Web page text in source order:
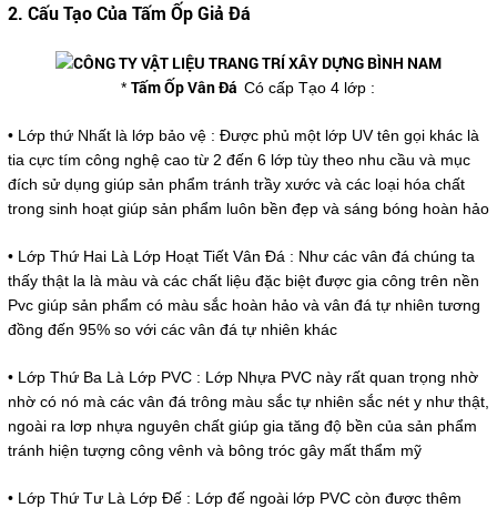
2. Cấu Tạo Của Tấm Ốp Giả Đá
*Tấm Ốp Vân ĐáCó cấp Tạo 4 lớp :
• Lớp thứ Nhất là lớp bảo vệ : Được phủ một lớp UV tên gọi khác là
tia cực tím công nghệ cao từ 2 đến 6 lớp tùy theo nhu cầu và mục
đích sử dụng giúp sản phẩm tránh trầy xước và các loại hóa chất
trong sinh hoạt giúp sản phẩm luôn bền đẹp và sáng bóng hoàn hảo
• Lớp Thứ Hai Là Lớp Hoạt Tiết Vân Đá : Như các vân đá chúng ta
thấy thật la là màu và các chất liệu đặc biệt được gia công trên nền
Pvc giúp sản phẩm có màu sắc hoàn hảo và vân đá tự nhiên tương
đồng đến 95% so với các vân đá tự nhiên khác
• Lớp Thứ Ba Là Lớp PVC : Lớp Nhựa PVC này rất quan trọng nhờ
nhờ có nó mà các vân đá trông màu sắc tự nhiên sắc nét y như thật,
ngoài ra lơp nhựa nguyên chất giúp gia tăng độ bền của sản phẩm
tránh hiện tượng công vênh và bông tróc gây mất thẩm mỹ
• Lớp Thứ Tư Là Lớp Đế : Lớp đế ngoài lớp PVC còn được thêm